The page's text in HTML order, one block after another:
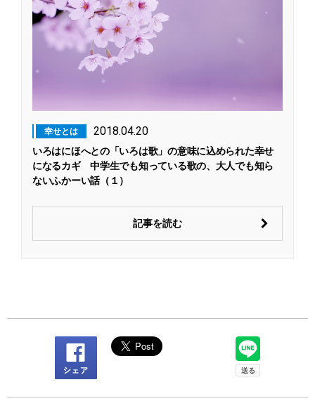
幸せとは 2018.04.20
いろはにほへとの「いろは歌」の意味に込められた幸せ
になるカギ 中学生でも知っている歌の、大人でも知ら
ないふかーい話（１）
記事を読む